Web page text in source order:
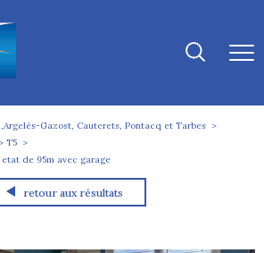
Gazost, Cauterets, Pontacq et Tarbes
T5
de 95m avec garage
retour aux résultats